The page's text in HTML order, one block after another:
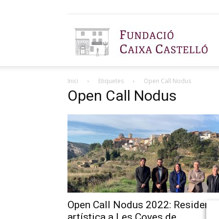
Inici Etiquetes Open Call Nodus
Open Call Nodus
Open Call Nodus 2022: Residencia